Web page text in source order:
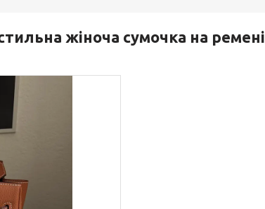
жіноча сумочка на ремені